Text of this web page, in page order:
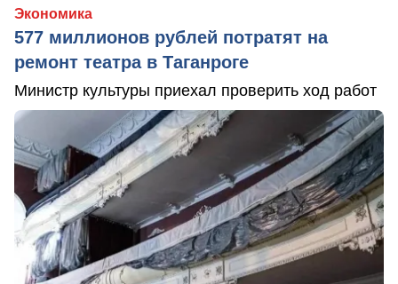
Экономика
577 миллионов рублей потратят на
ремонт театра в Таганроге
Министр культуры приехал проверить ход работ